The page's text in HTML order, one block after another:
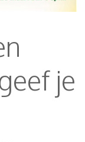
je